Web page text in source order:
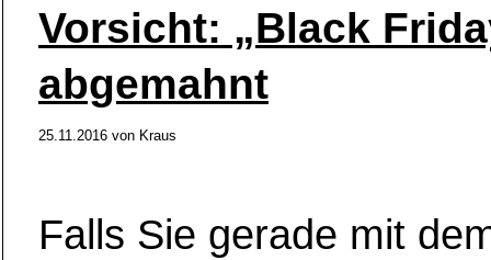
Vorsicht: „Black
abgemahnt
25.11.2016 von Kraus
Falls Sie gerade mit